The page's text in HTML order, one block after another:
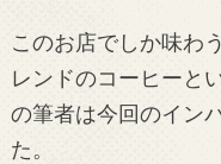
このお店でしか味わ
レンドのコーヒーと
の筆者は今回のイン
た。